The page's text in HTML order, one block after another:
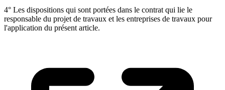
4° Les dispositions qui sont portées dans le contrat qui lie le
responsable du projet de travaux et les entreprises de travaux pour
l'application du présent article.